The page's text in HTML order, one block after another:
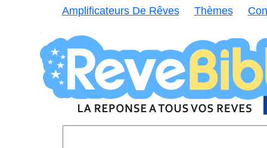
Amplificateurs De Rêves Thèmes